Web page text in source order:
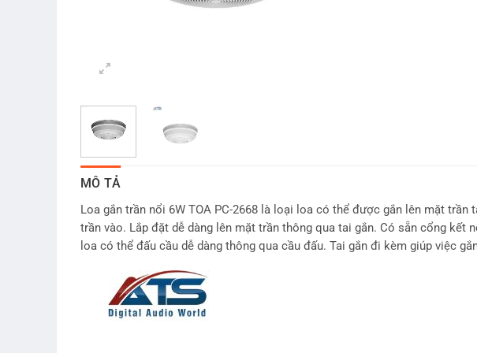
MÔ TẢ
Loa gắn trần nổi 6W TOA PC-2668 là loại loa có thể được gắn lên mặt
trần vào. Lắp đặt dễ dàng lên mặt trần thông qua tai gắn. Có sẵn cổng kết
loa có thể đấu cầu dễ dàng thông qua cầu đấu. Tai gắn đi kèm giúp việc